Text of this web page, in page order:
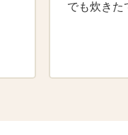
でも炊きた